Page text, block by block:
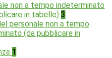
non a tempo indeterminato
in tabelle) 3
personale non a tempo
(da pubblicare in
1